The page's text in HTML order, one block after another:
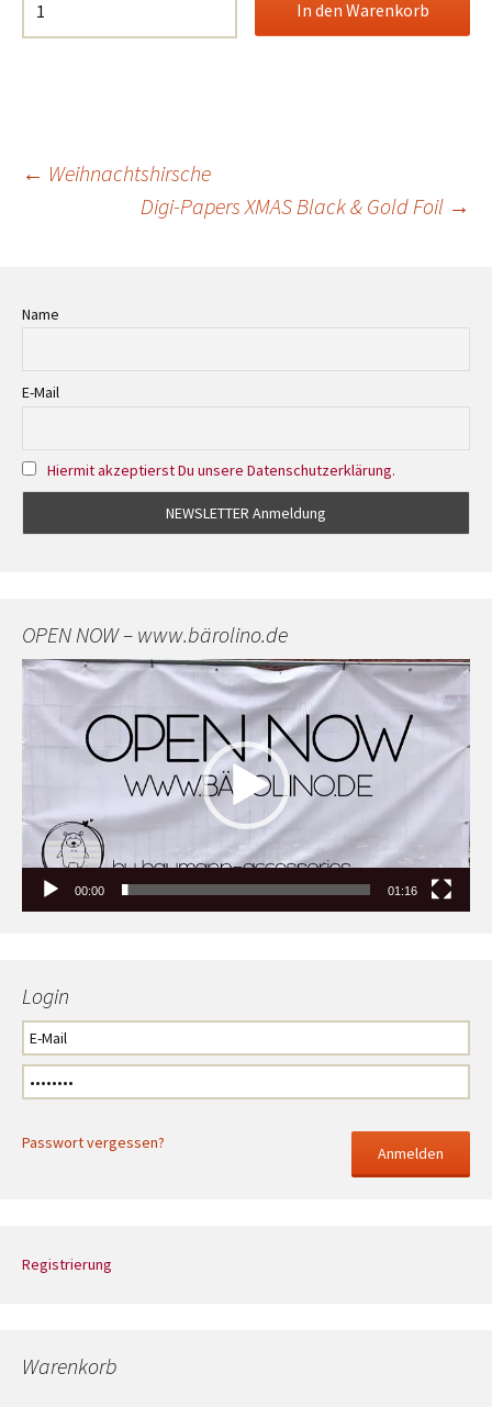
Beitrags-
← Weihnachtshirsche
Digi-Papers XMAS Black & Gold Foil →
Name
E-Mail
Hiermit akzeptierst Du unsere Datenschutzerklärung.
OPEN NOW – www.bärolino.de
Video-
00:00 01:16
Login
Passwort vergessen?
Registrierung
Warenkorb